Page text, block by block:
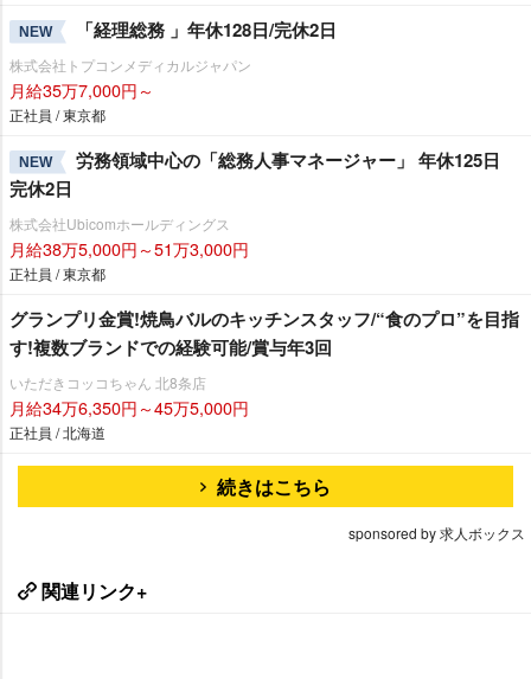
NEW 「経理総務 」年休128日/完休2日
株式会社トプコンメディカルジャパン
月給35万7,000円～
正社員 / 東京都
NEW
労務領域中心の「総務人事マネージャー」 年休125日
完休2日
株式会社Ubicomホールディングス
月給38万5,000円～51万3,000円
正社員 / 東京都
グランプリ金賞!焼鳥バルのキッチンスタッフ/“食のプロ”を目指
す!複数ブランドでの経験可能/賞与年3回
いただきコッコちゃん 北8条店
月給34万6,350円～45万5,000円
正社員 / 北海道
続きはこちら
sponsored by 求人ボックス
関連リンク+